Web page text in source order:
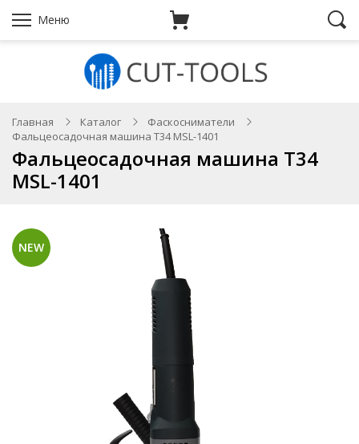
Меню
Главная Каталог
Фаскосниматели
Фальцеосадочная машина T34 MSL-1401
Фальцеосадочная машина T34
MSL-1401
NEW